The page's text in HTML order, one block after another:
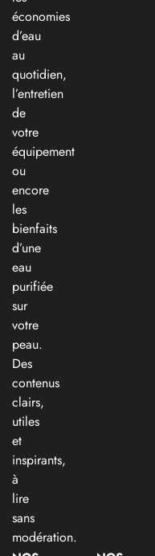
économies
d’eau
au
quotidien,
l’entretien
de
votre
équipement
ou
encore
les
bienfaits
d’une
eau
purifiée
sur
votre
peau.
Des
contenus
clairs,
utiles
et
inspirants,
à
lire
sans
modération.